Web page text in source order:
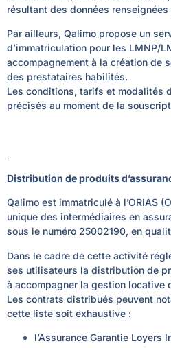
résultant des données renseignées
Par ailleurs, Qalimo propose un
d’immatriculation pour les LMNP/
accompagnement à la création de
des prestataires habilités.
Les conditions, tarifs et modalités
précisés au moment de la
Distribution de produits
Qalimo est immatriculé à l’ORIAS
unique des intermédiaires en
sous le numéro 25002190, en
Dans le cadre de cette activité
ses utilisateurs la distribution de
à accompagner la gestion locative
Les contrats distribués peuvent
cette liste soit exhaustive :
l’Assurance Garantie Loyers